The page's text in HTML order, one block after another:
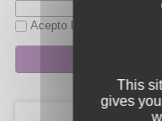
Acepto la
This
gives